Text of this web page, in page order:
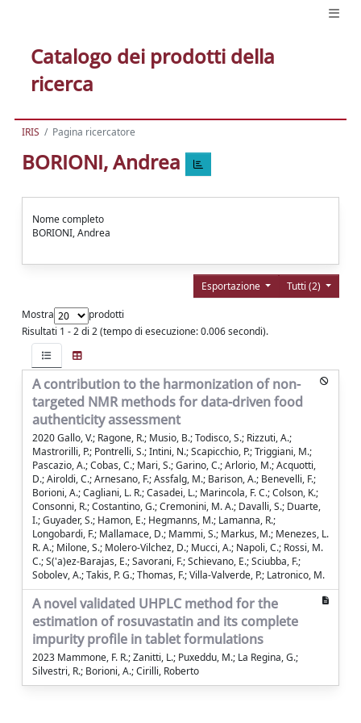
Catalogo dei prodotti della
ricerca
IRIS Pagina ricercatore
BORIONI, Andrea
Nome completo
BORIONI, Andrea
Tutti (2)
Esportazione
Mostra
prodotti
Risultati 1 - 2 di 2 (tempo di esecuzione: 0.006 secondi).
A contribution to the harmonization of non-
targeted NMR methods for data-driven food
authenticity assessment
2020 Gallo, V.; Ragone, R.; Musio, B.; Todisco, S.; Rizzuti, A.;
Mastrorilli, P.; Pontrelli, S.; Intini, N.; Scapicchio, P.; Triggiani, M.;
Pascazio, A.; Cobas, C.; Mari, S.; Garino, C.; Arlorio, M.; Acquotti,
D.; Airoldi, C.; Arnesano, F.; Assfalg, M.; Barison, A.; Benevelli, F.;
Borioni, A.; Cagliani, L. R.; Casadei, L.; Marincola, F. C.; Colson, K.;
Consonni, R.; Costantino, G.; Cremonini, M. A.; Davalli, S.; Duarte,
I.; Guyader, S.; Hamon, E.; Hegmanns, M.; Lamanna, R.;
Longobardi, F.; Mallamace, D.; Mammi, S.; Markus, M.; Menezes, L.
R. A.; Milone, S.; Molero-Vilchez, D.; Mucci, A.; Napoli, C.; Rossi, M.
C.; S('a)ez-Barajas, E.; Savorani, F.; Schievano, E.; Sciubba, F.;
Sobolev, A.; Takis, P. G.; Thomas, F.; Villa-Valverde, P.; Latronico, M.
A novel validated UHPLC method for the
estimation of rosuvastatin and its complete
impurity profile in tablet formulations
2023 Mammone, F. R.; Zanitti, L.; Puxeddu, M.; La Regina, G.;
Silvestri, R.; Borioni, A.; Cirilli, Roberto